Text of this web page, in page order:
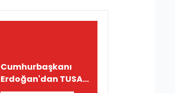
Cumhurbaşkanı
Erdoğan'dan TUSAŞ